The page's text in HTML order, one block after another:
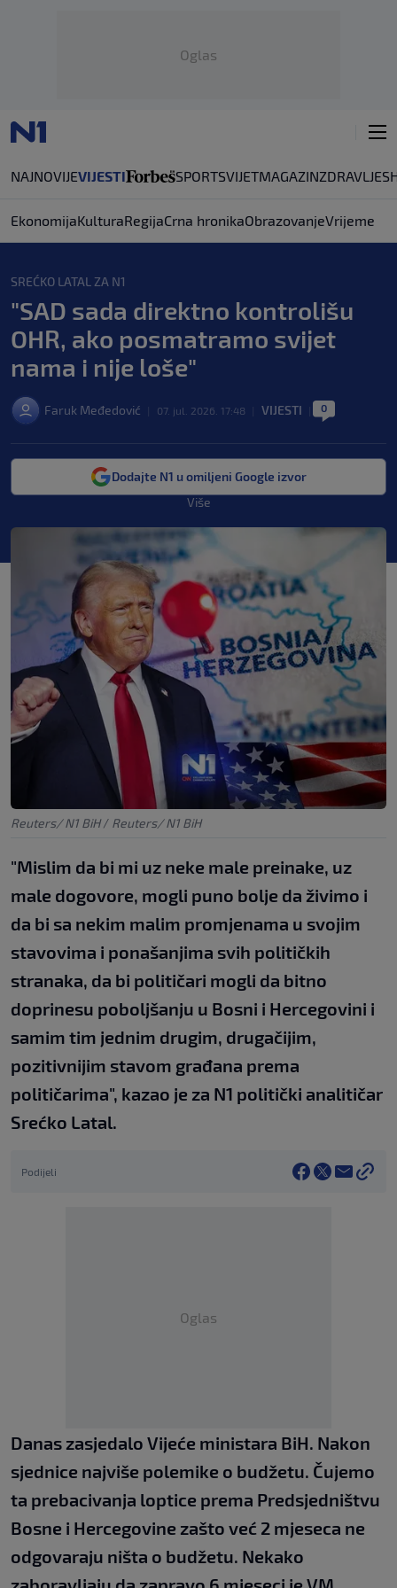
Oglas
NAJNOVIJEVIJESTI SPORTSVIJETMAGAZINZDRAVLJE
EkonomijaKulturaRegijaCrna hronikaObrazovanjeVrijeme
SREĆKO LATAL ZA N1
"SAD sada direktno kontrolišu
OHR, ako posmatramo svijet
nama i nije loše"
Faruk Međedović 07. jul. 2026. 17:48 VIJESTI 0
Dodajte N1 u omiljeni Google izvor
Više
Reuters/ N1 BiH / Reuters/ N1 BiH
"Mislim da bi mi uz neke male preinake, uz
male dogovore, mogli puno bolje da živimo i
da bi sa nekim malim promjenama u svojim
stavovima i ponašanjima svih političkih
stranaka, da bi političari mogli da bitno
doprinesu poboljšanju u Bosni i Hercegovini i
samim tim jednim drugim, drugačijim,
pozitivnijim stavom građana prema
političarima", kazao je za N1 politički analitičar
Srećko Latal.
Podijeli
Oglas
Danas zasjedalo Vijeće ministara BiH. Nakon
sjednice najviše polemike o budžetu. Čujemo
ta prebacivanja loptice prema Predsjedništvu
Bosne i Hercegovine zašto već 2 mjeseca ne
odgovaraju ništa o budžetu. Nekako